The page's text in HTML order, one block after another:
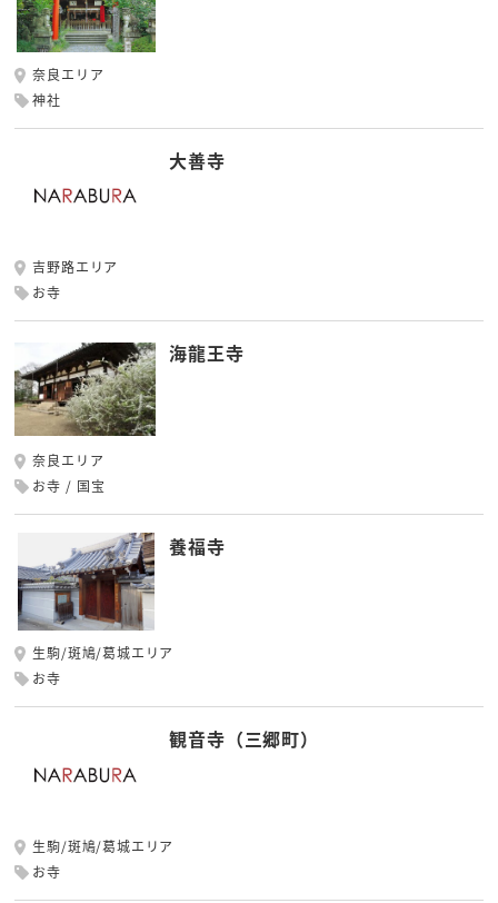
奈良エリア
神社
大善寺
吉野路エリア
お寺
海龍王寺
奈良エリア
お寺
国宝
養福寺
生駒/斑鳩/葛城エリア
お寺
観音寺（三郷町）
生駒/斑鳩/葛城エリア
お寺